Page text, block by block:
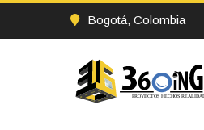
Bogotá, Colombia